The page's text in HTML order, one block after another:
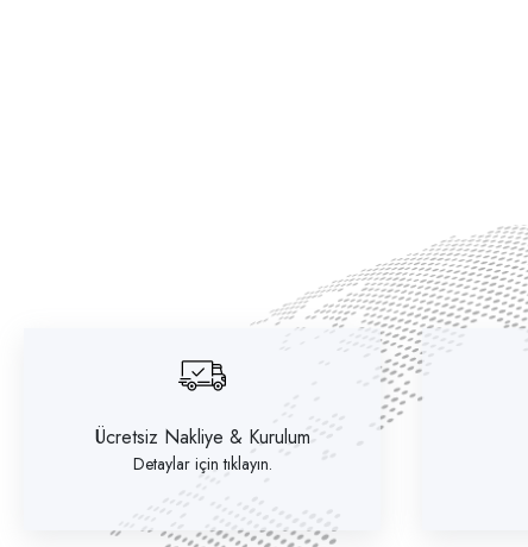
Ücretsiz Nakliye & Kurulum
Detaylar için tıklayın.